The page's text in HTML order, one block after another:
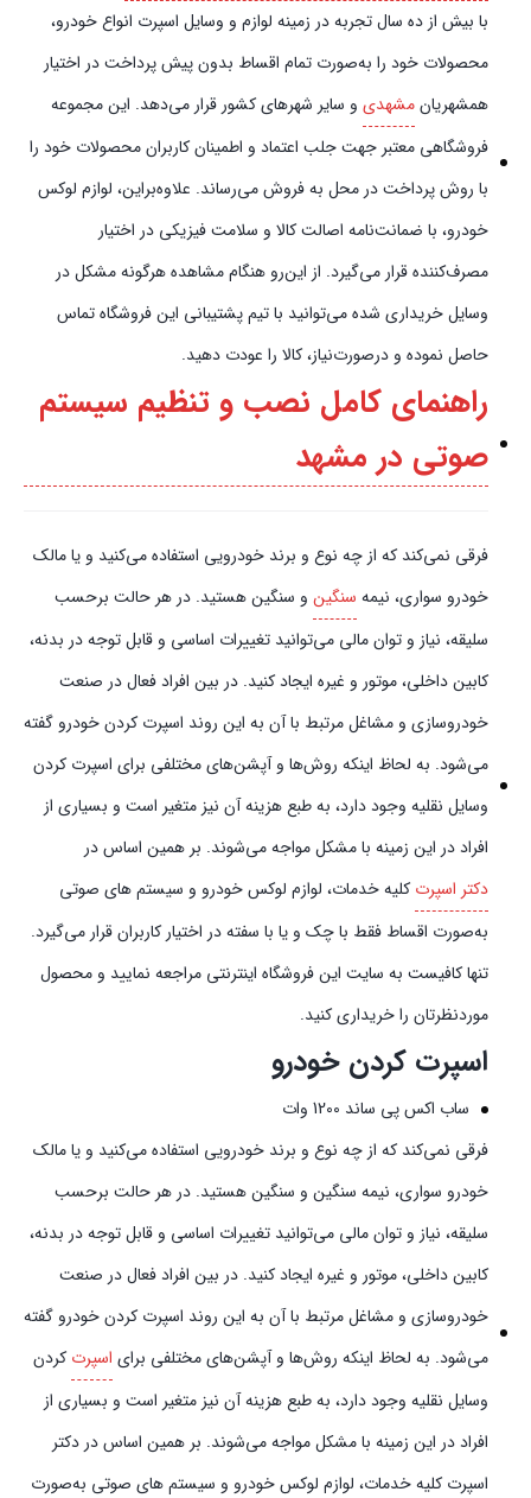
با بیش از ده سال تجربه در زمینه لوازم و وسایل اسپرت انواع خودرو،
محصولات خود را به‌صورت تمام اقساط بدون پیش‌‎ پرداخت در اختیار
همشهریانمشهدی و سایر شهرهای کشور قرار می‌دهد. این مجموعه
فروشگاهی معتبر جهت جلب اعتماد و اطمینان کاربران محصولات خود را
با روش پرداخت در محل به فروش می‌رساند. علاوه‌بر‌این، لوازم لوکس
خودرو، با ضمانت‌نامه اصالت کالا و سلامت فیزیکی در اختیار
مصرف‌کننده قرار می‌گیرد. از این‌رو هنگام مشاهده هرگونه مشکل در
وسایل خریداری شده می‌توانید با تیم پشتیبانی این فروشگاه تماس
حاصل نموده و در‌صورت‌نیاز، کالا را عودت دهید.
راهنمای کامل نصب و تنظیم سیستم
صوتی در مشهد
فرقی نمی‌کند که از چه نوع و برند خودرویی استفاده می‌کنید و یا مالک
خودرو سواری، نیمه سنگین و سنگین هستید. در هر حالت برحسب
سلیقه، نیاز و توان مالی می‌توانید تغییرات اساسی و قابل توجه در بدنه،
کابین داخلی، موتور و غیره ایجاد کنید. در بین افراد فعال در صنعت
خودروسازی و مشاغل مرتبط با آن به این روند اسپرت کردن خودرو گفته
می‌شود. به لحاظ اینکه روش‌ها و آپشن‌های مختلفی برای اسپرت کردن
وسایل نقلیه وجود دارد، به طبع هزینه آن نیز متغیر است و بسیاری از
افراد در این زمینه با مشکل مواجه می‌شوند. بر همین اساس در
دکتر اسپرت کلیه خدمات، لوازم لوکس خودرو و سیستم‌ های صوتی
به‌صورت اقساط فقط با چک و یا با سفته در اختیار کاربران قرار می‌گیرد.
تنها کافیست به سایت این فروشگاه اینترنتی مراجعه نمایید و محصول
موردنظرتان را خریداری کنید.
اسپرت کردن خودرو
ساب اکس پی ساند 1200 وات
فرقی نمی‌کند که از چه نوع و برند خودرویی استفاده می‌کنید و یا مالک
خودرو سواری، نیمه سنگین و سنگین هستید. در هر حالت برحسب
سلیقه، نیاز و توان مالی می‌توانید تغییرات اساسی و قابل توجه در بدنه،
کابین داخلی، موتور و غیره ایجاد کنید. در بین افراد فعال در صنعت
خودروسازی و مشاغل مرتبط با آن به این روند اسپرت کردن خودرو گفته
می‌شود. به لحاظ اینکه روش‌ها و آپشن‌های مختلفی برای اسپرت کردن
وسایل نقلیه وجود دارد، به طبع هزینه آن نیز متغیر است و بسیاری از
افراد در این زمینه با مشکل مواجه می‌شوند. بر همین اساس در دکتر
اسپرت کلیه خدمات، لوازم لوکس خودرو و سیستم‌ های صوتی به‌صورت